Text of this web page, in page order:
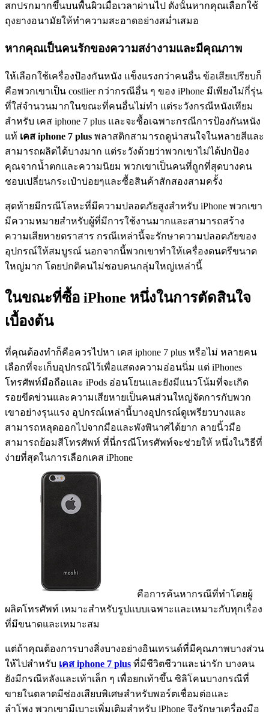
สกปรกมากขึ้นบนพื้นผิวเมื่อเวลาผ่านไป ดังนั้นหากคุณเลือกใช้
ถุงยางอนามัยให้ทำความสะอาดอย่างสม่ำเสมอ
หากคุณเป็นคนรักของความสง่างามและมีคุณภาพ
ให้เลือกใช้เครื่องป้องกันหนัง แข็งแรงกว่าคนอื่น ข้อเสียเปรียบก็
คือพวกเขาเป็น costlier กว่ากรณีอื่น ๆ ของ iPhone มีเพียงไม่กี่รุ่น
ที่ใส่จำนวนมากในขณะที่คนอื่นไม่ทำ แต่ระวังกรณีหนังเทียม
สำหรับ เคส iphone 7 plus และจะซื้อเฉพาะกรณีการป้องกันหนัง
แท้ เคส iphone 7 plus พลาสติกสามารถดูน่าสนใจในหลายสีและ
สามารถผลิตได้บางมาก แต่ระวังด้วยว่าพวกเขาไม่ได้ปกป้อง
คุณจากน้ำตกและความนิยม พวกเขาเป็นคนที่ถูกที่สุดบางคน
ชอบเปลี่ยนกระเป๋าบ่อยๆและซื้อสินค้าสักสองสามครั้ง
สุดท้ายมีกรณีโลหะที่มีความปลอดภัยสูงสำหรับ iPhone พวกเขา
มีความหมายสำหรับผู้ที่มีการใช้งานมากและสามารถสร้าง
ความเสียหายตราสาร กรณีเหล่านี้จะรักษาความปลอดภัยของ
อุปกรณ์ให้สมบูรณ์ นอกจากนี้พวกเขาทำให้เครื่องดนตรีขนาด
ใหญ่มาก โดยปกติคนไม่ชอบคนกลุ่มใหญ่เหล่านี้
ในขณะที่ซื้อ iPhone หนึ่งในการตัดสินใจ
เบื้องต้น
ที่คุณต้องทำก็คือควรไปหา เคส iphone 7 plus หรือไม่ หลายคน
เลือกที่จะเก็บอุปกรณ์ไว้เพื่อแสดงความอ่อนนิ่ม แต่ iPhones
โทรศัพท์มือถือและ iPods อ่อนโยนและยังมีแนวโน้มที่จะเกิด
รอยขีดข่วนและความเสียหายเป็นคนส่วนใหญ่จัดการกับพวก
เขาอย่างรุนแรง อุปกรณ์เหล่านี้บางอุปกรณ์ดูเพรียวบางและ
สามารถหลุดออกไปจากมือและพังพินาศได้ยาก ลายนิ้วมือ
สามารถย้อมสีโทรศัพท์ ที่นี่กรณีโทรศัพท์จะช่วยให้ หนึ่งในวิธีที่
ง่ายที่สุดในการเลือกเคส iPhone
คือการค้นหากรณีที่ทำโดยผู้
ผลิตโทรศัพท์ เหมาะสำหรับรูปแบบเฉพาะและเหมาะกับทุกเรื่อง
ที่มีขนาดและเหมาะสม
แต่ถ้าคุณต้องการบางสิ่งบางอย่างอินเทรนด์ที่มีคุณภาพบางส่วน
ให้ไปสำหรับ เคส iphone 7 plus ที่มีชีวิตชีวาและน่ารัก บางคน
ยังมีกรณีหลังและเท้าเล็ก ๆ เพื่อยกเท้าขึ้น ซิลิโคนบางกรณีที่
ขายในตลาดมีช่องเสียบพิเศษสำหรับพอร์ตเชื่อมต่อและ
ลำโพง พวกเขามีเบาะเพิ่มเติมสำหรับ iPhone จึงรักษาเครื่องมือ